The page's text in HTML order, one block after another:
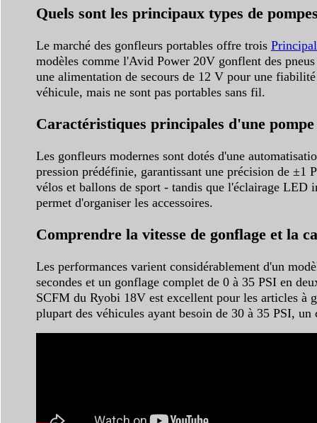
Quels sont les principaux types de
Le marché des gonfleurs portables offre trois
modèles comme l'Avid Power 20V gonflent des
une alimentation de secours de 12 V pour une
véhicule, mais ne sont pas portables sans fil.
Caractéristiques principales d'une
Les gonfleurs modernes sont dotés d'une
pression prédéfinie, garantissant une précision de ±1
vélos et ballons de sport - tandis que l'éclairage LED
permet d'organiser les accessoires.
Comprendre la vitesse de gonflage et la
Les performances varient considérablement d'un
secondes et un gonflage complet de 0 à 35 PSI en
SCFM du Ryobi 18V est excellent pour les articles à
plupart des véhicules ayant besoin de 30 à 35 PSI,